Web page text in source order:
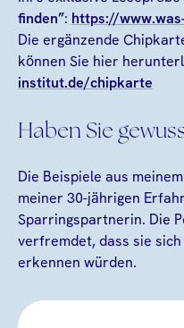
finden”: https://
Die ergänzende
können Sie hier
institut.de/chipkarte
Haben Sie
Die Beispiele aus
meiner 30-jährigen
Sparringspartnerin. Die
verfremdet, dass sie
erkennen würden.